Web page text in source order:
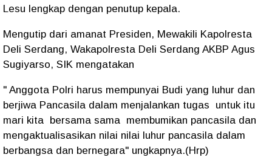
Lesu lengkap dengan penutup kepala.
Mengutip dari amanat Presiden, Mewakili Kapolresta
Deli Serdang, Wakapolresta Deli Serdang AKBP Agus
Sugiyarso, SIK mengatakan
" Anggota Polri harus mempunyai Budi yang luhur dan
berjiwa Pancasila dalam menjalankan tugas untuk itu
mari kita bersama sama membumikan pancasila dan
mengaktualisasikan nilai nilai luhur pancasila dalam
berbangsa dan bernegara" ungkapnya.(Hrp)